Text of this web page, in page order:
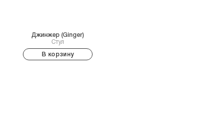
Стул
Джинжер (Ginger)
В корзину